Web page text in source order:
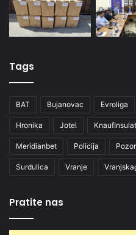
Tags
BAT Bujanovac Evroliga
Hronika Jotel
Meridianbet Policija
Surdulica Vranje
Pratite nas